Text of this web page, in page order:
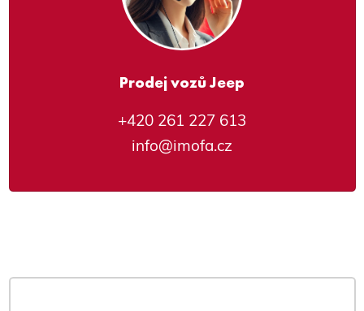
Prodej vozů Jeep
+420 261 227 613
info@imofa.cz